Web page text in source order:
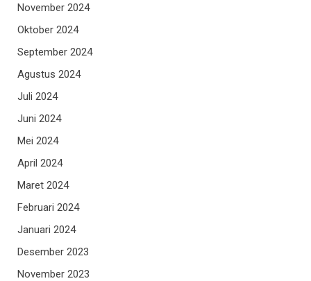
November 2024
Oktober 2024
September 2024
Agustus 2024
Juli 2024
Juni 2024
Mei 2024
April 2024
Maret 2024
Februari 2024
Januari 2024
Desember 2023
November 2023